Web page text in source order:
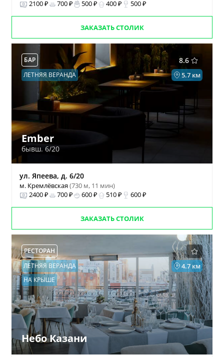
2100 ₽
700 ₽ 500 ₽ 400 ₽ 500 ₽
ЗАКАЗАТЬ СТОЛИК
8.6
БАР
5.7 км
ЛЕТНЯЯ ВЕРАНДА
Ember
бывш. 6/20
ул. Япеева, д. 6/20
м. Кремлёвская(730 м, 11 мин)
2400 ₽
700 ₽ 600 ₽ 510 ₽ 600 ₽
ЗАКАЗАТЬ СТОЛИК
РЕСТОРАН
4.7 км
ЛЕТНЯЯ ВЕРАНДА
НА КРЫШЕ
Небо Казани